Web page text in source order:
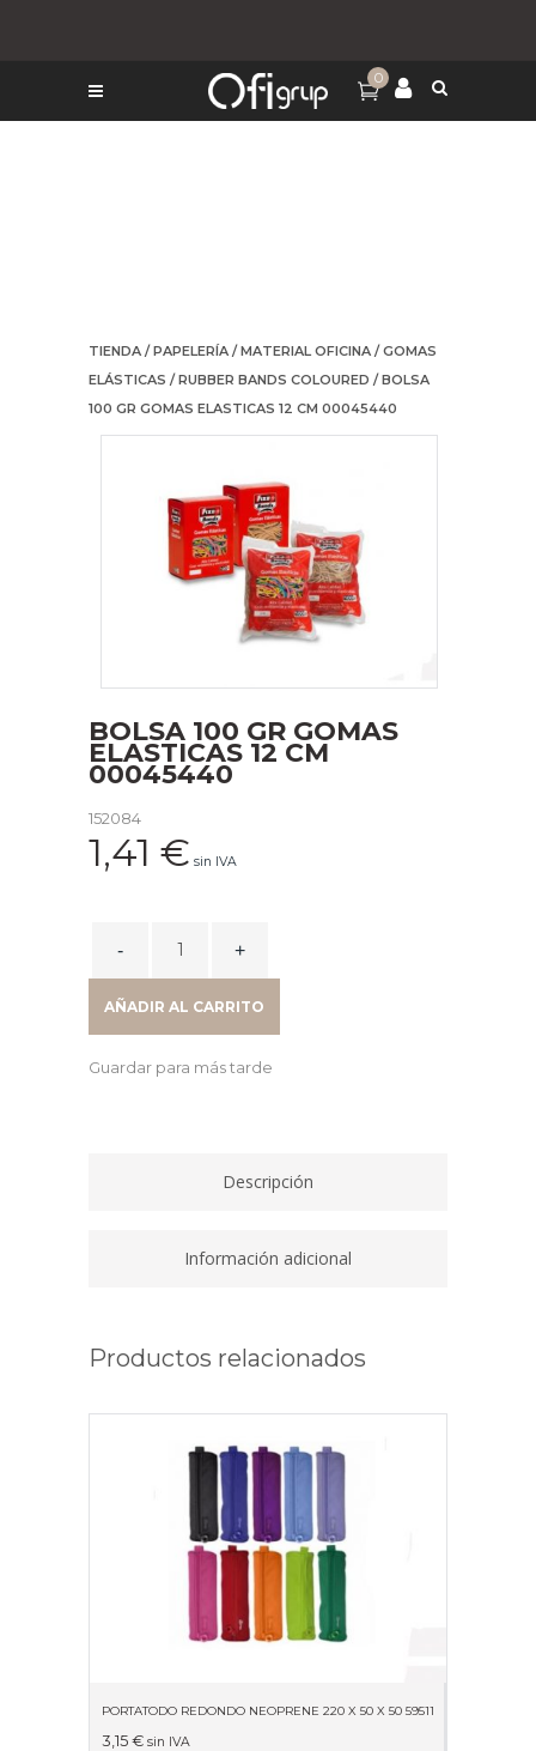
0
TIENDA /PAPELERÍA /MATERIAL OFICINA /GOMAS
ELÁSTICAS /RUBBER BANDS COLOURED / BOLSA
100 GR GOMAS ELASTICAS 12 CM 00045440
BOLSA 100 GR GOMAS
ELASTICAS 12 CM
00045440
152084
1,41 € sin IVA
12
AÑADIR AL CARRITO
Guardar para más tarde
Descripción
Información adicional
Productos relacionados
PORTATODO REDONDO NEOPRENE 220 X 50 X 50 59511
3,15 € sin IVA